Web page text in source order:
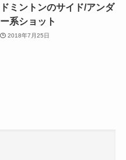
ドミントンのサイド/アンダ
ー系ショット
2018年7月25日